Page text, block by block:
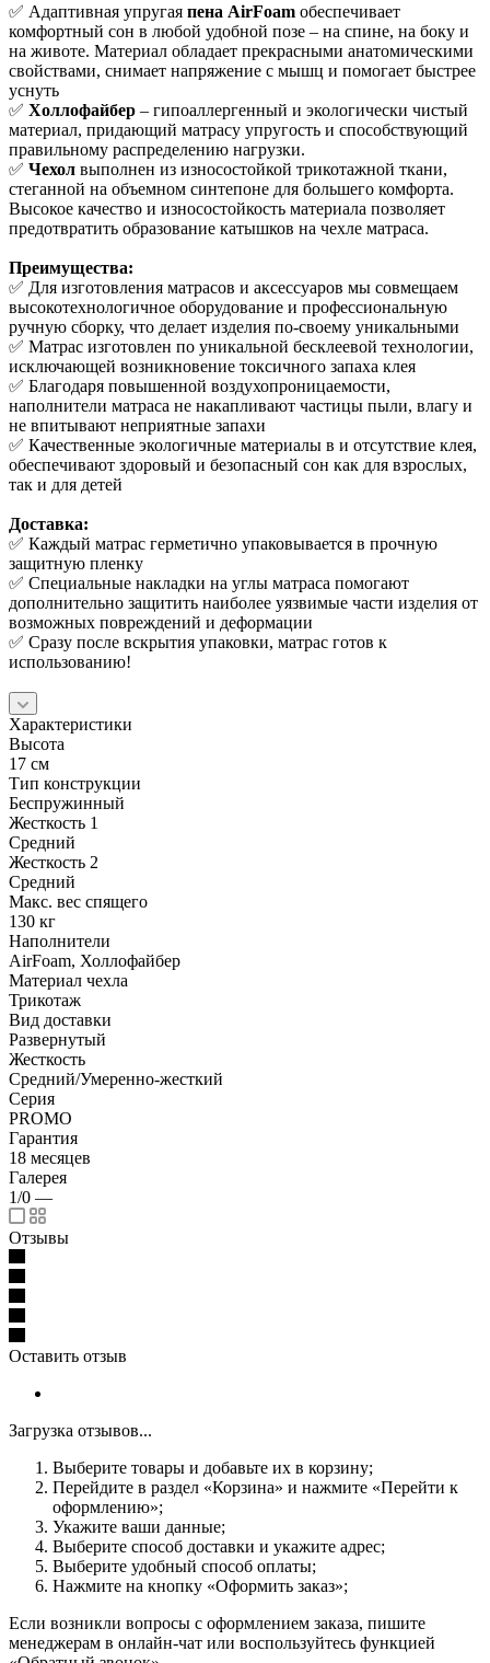
✅ Адаптивная упругая пена AirFoam обеспечивает
комфортный сон в любой удобной позе – на спине, на боку и
на животе. Материал обладает прекрасными анатомическими
свойствами, снимает напряжение с мышц и помогает быстрее
уснуть
✅ Холлофайбер – гипоаллергенный и экологически чистый
материал, придающий матрасу упругость и способствующий
правильному распределению нагрузки.
✅ Чехол выполнен из износостойкой трикотажной ткани,
стеганной на объемном синтепоне для большего комфорта.
Высокое качество и износостойкость материала позволяет
предотвратить образование катышков на чехле матраса.
Преимущества:
✅ Для изготовления матрасов и аксессуаров мы совмещаем
высокотехнологичное оборудование и профессиональную
ручную сборку, что делает изделия по-своему уникальными
✅ Матрас изготовлен по уникальной бесклеевой технологии,
исключающей возникновение токсичного запаха клея
✅ Благодаря повышенной воздухопроницаемости,
наполнители матраса не накапливают частицы пыли, влагу и
не впитывают неприятные запахи
✅ Качественные экологичные материалы в и отсутствие клея,
обеспечивают здоровый и безопасный сон как для взрослых,
так и для детей
Доставка:
✅ Каждый матрас герметично упаковывается в прочную
защитную пленку
✅ Специальные накладки на углы матраса помогают
дополнительно защитить наиболее уязвимые части изделия от
возможных повреждений и деформации
✅ Сразу после вскрытия упаковки, матрас готов к
использованию!
Характеристики
Высота
17 см
Тип конструкции
Беспружинный
Жесткость 1
Средний
Жесткость 2
Средний
Макс. вес спящего
130 кг
Наполнители
AirFoam, Холлофайбер
Материал чехла
Трикотаж
Вид доставки
Развернутый
Жесткость
Средний/Умеренно-жесткий
Серия
PROMO
Гарантия
18 месяцев
Галерея
1/0 —
Отзывы
Оставить отзыв
Загрузка отзывов...
Выберите товары и добавьте их в корзину;
Перейдите в раздел «Корзина» и нажмите «Перейти к
оформлению»;
Укажите ваши данные;
Выберите способ доставки и укажите адрес;
Выберите удобный способ оплаты;
Нажмите на кнопку «Оформить заказ»;
Если возникли вопросы с оформлением заказа, пишите
менеджерам в онлайн-чат или воспользуйтесь функцией